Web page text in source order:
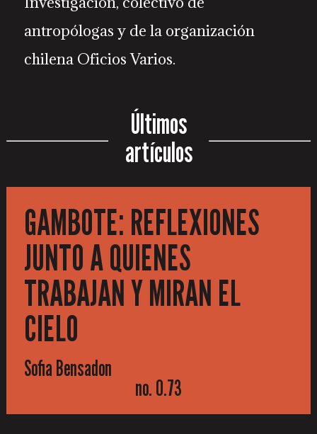
antropólogas y de la organización
chilena Oficios Varios.
Últimos
artículos
GAMBOTE: REFLEXIONES
JUNTO A QUIENES
TRABAJAN Y MIRAN EL
CIELO
Sofia Bensadon
no. 0.73